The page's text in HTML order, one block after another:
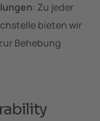
: Zu jeder
bieten wir
Behebung